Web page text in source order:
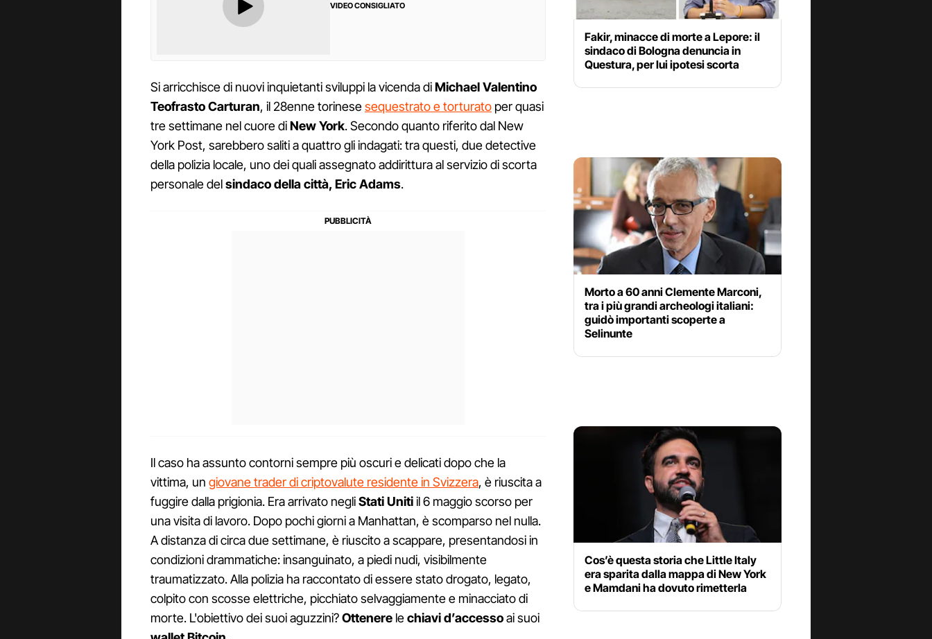
VIDEO CONSIGLIATO
Si arricchisce di nuovi inquietanti sviluppi la vicenda diMichael Valentino
Teofrasto Carturan, il 28enne torinesesequestrato e torturato per quasi
tre settimane nel cuore diNew York. Secondo quanto riferito dal New
York Post, sarebbero saliti a quattro gli indagati: tra questi, due detective
della polizia locale, uno dei quali assegnato addirittura al servizio di scorta
personale delsindaco della città, Eric Adams.
Il caso ha assunto contorni sempre più oscuri e delicati dopo che la
vittima, un giovane trader di criptovalute residente in Svizzera, è riuscita a
fuggire dalla prigionia. Era arrivato negliStati Unitiil 6 maggio scorso per
una visita di lavoro. Dopo pochi giorni a Manhattan, è scomparso nel nulla.
A distanza di circa due settimane, è riuscito a scappare, presentandosi in
condizioni drammatiche: insanguinato, a piedi nudi, visibilmente
traumatizzato. Alla polizia ha raccontato di essere stato drogato, legato,
colpito con scosse elettriche, picchiato selvaggiamente e minacciato di
morte. L'obiettivo dei suoi aguzzini?Ottenere lechiavi d’accessoai suoi
Fakir, minacce di morte a Lepore: il
sindaco di Bologna denuncia in
Questura, per lui ipotesi scorta
Morto a 60 anni Clemente Marconi,
tra i più grandi archeologi italiani:
guidò importanti scoperte a
Selinunte
Cos’è questa storia che Little Italy
era sparita dalla mappa di New York
e Mamdani ha dovuto rimetterla